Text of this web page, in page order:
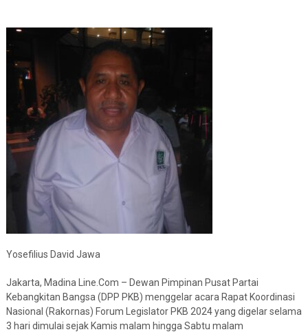
Yosefilius David Jawa
Jakarta, Madina Line.Com – Dewan Pimpinan Pusat Partai
Kebangkitan Bangsa (DPP PKB) menggelar acara Rapat Koordinasi
Nasional (Rakornas) Forum Legislator PKB 2024 yang digelar selama
3 hari dimulai sejak Kamis malam hingga Sabtu malam